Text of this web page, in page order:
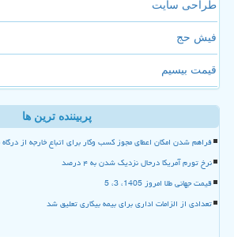
طراحی سایت
فیش حج
قیمت بیسیم
پربیننده ترین ها
فراهم شدن امکان اعطای مجوز کسب وکار برای اتباع خارجه از
نرخ تورم آمریکا درحال نزدیک شدن به ۴ درصد
قیمت جهانی طلا امروز 1405، 3، 5
تعدادی از الزامات اداری برای بیمه بیکاری تعلیق شد